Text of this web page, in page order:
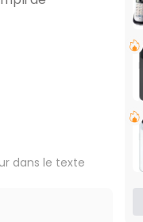
dans le texte